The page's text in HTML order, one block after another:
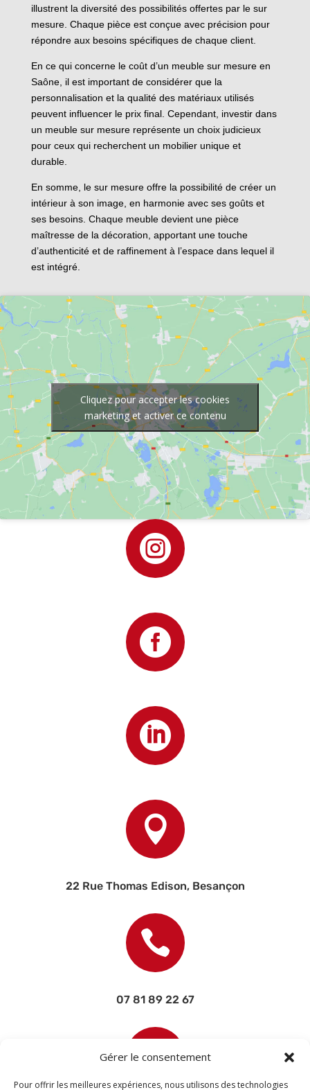
Gérer le consentement
Pour offrir les meilleures expériences, nous utilisons des technologies
illustrent la diversité des possibilités offertes par le sur
mesure. Chaque pièce est conçue avec précision pour
répondre aux besoins spécifiques de chaque client.
En ce qui concerne le coût d’un meuble sur mesure en
Saône, il est important de considérer que la
personnalisation et la qualité des matériaux utilisés
peuvent influencer le prix final. Cependant, investir dans
un meuble sur mesure représente un choix judicieux
pour ceux qui recherchent un mobilier unique et
durable.
En somme, le sur mesure offre la possibilité de créer un
intérieur à son image, en harmonie avec ses goûts et
ses besoins. Chaque meuble devient une pièce
maîtresse de la décoration, apportant une touche
d’authenticité et de raffinement à l’espace dans lequel il
est intégré.
Cliquez pour accepter les cookies
marketing et activer ce contenu




22 Rue Thomas Edison, Besançon

07 81 89 22 67
